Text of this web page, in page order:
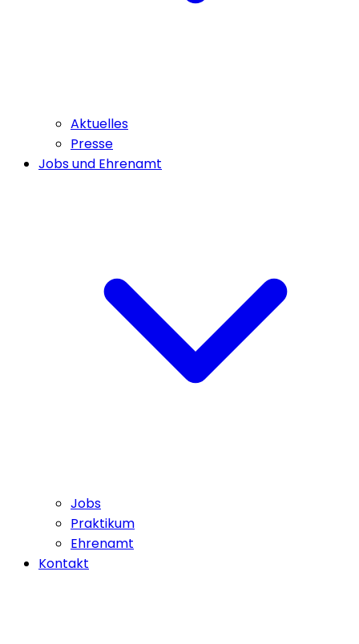
Aktuelles
Presse
Jobs und Ehrenamt
Jobs
Praktikum
Ehrenamt
Kontakt